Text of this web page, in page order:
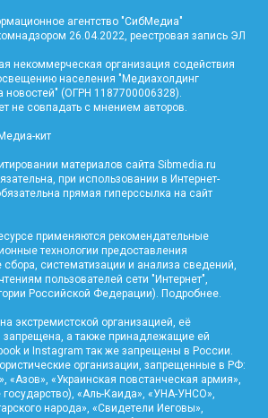
агентство "СибМедиа"
26.04.2022, реестровая запись ЭЛ
некоммерческая организация содействия
населения "Медиахолдинг
(ОГРН 1187700006328).
не совпадать с мнением авторов.
кит
материалов сайта Sibmedia.ru
при использовании в Интернет-
прямая гиперссылка на сайт
применяются рекомендательные
технологии предоставления
систематизации и анализа сведений,
пользователей сети "Интернет",
Российской Федерации). Подробнее
экстремистской организацией, её
запрещена, а также принадлежащие ей
и Instagram так же запрещены в России.
организации, запрещенные в РФ:
«Азов», «Украинская повстанческая армия»,
«Аль-Каида», «УНА-УНСО»,
народа», «Свидетели Иеговы»,